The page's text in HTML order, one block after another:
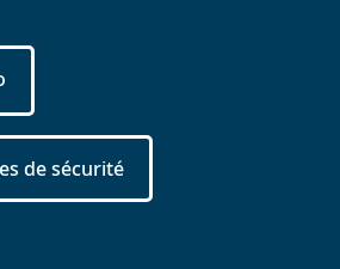
de sécurité